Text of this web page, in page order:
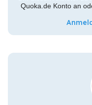
Quoka.de Konto an